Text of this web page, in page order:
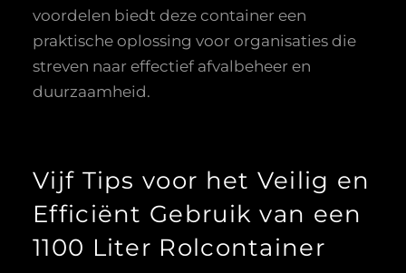
voordelen biedt deze container een
praktische oplossing voor organisaties die
streven naar effectief afvalbeheer en
duurzaamheid.
Vijf Tips voor het Veilig en
Efficiënt Gebruik van een
1100 Liter Rolcontainer